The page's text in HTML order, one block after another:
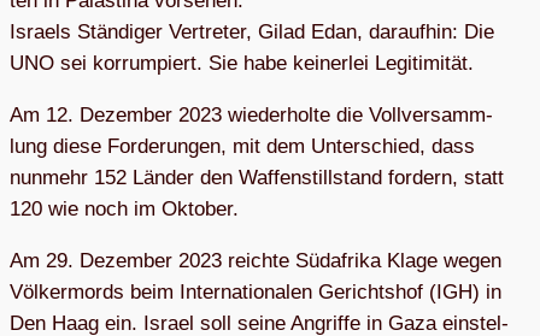
Isra­els Stän­di­ger Ver­tre­ter, Gilad Edan, dar­auf­hin: Die
UNO sei kor­rum­piert. Sie habe kei­ner­lei Legitimität.
Am 12. Dezem­ber 2023 wie­der­holte die Voll­ver­samm­
lung diese For­de­run­gen, mit dem Unter­schied, dass
nun­mehr 152 Län­der den Waf­fen­still­stand for­dern, statt
120 wie noch im Oktober.
Am 29. Dezem­ber 2023 reichte Süd­afrika Klage wegen
Völ­ker­mords beim Inter­na­tio­na­len Gerichts­hof (IGH) in
Den Haag ein. Israel soll seine Angriffe in Gaza ein­stel­